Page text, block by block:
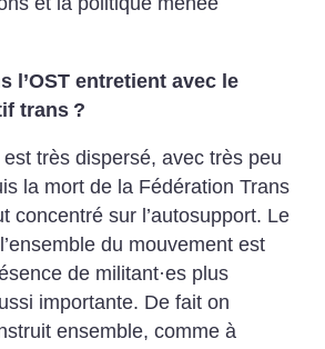
l’OST entretient avec le
trans ?
est très dispersé, avec très peu
la mort de la Fédération Trans
concentré sur l’autosupport. Le
du mouvement est
de militant·es plus
importante. De fait on
ensemble, comme à